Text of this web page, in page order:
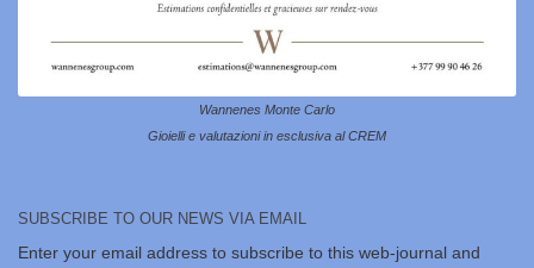
Wannenes Monte Carlo
Gioielli e valutazioni in esclusiva al CREM
SUBSCRIBE TO OUR NEWS VIA EMAIL
Enter your email address to subscribe to this web-journal and